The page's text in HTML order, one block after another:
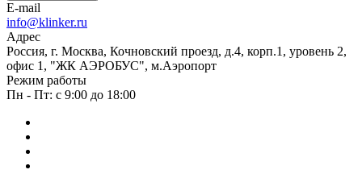
E-mail
info@klinker.ru
Адрес
Россия, г. Москва, Кочновский проезд, д.4, корп.1, уровень 2,
офис 1, "ЖК АЭРОБУС", м.Аэропорт
Режим работы
Пн - Пт: с 9:00 до 18:00